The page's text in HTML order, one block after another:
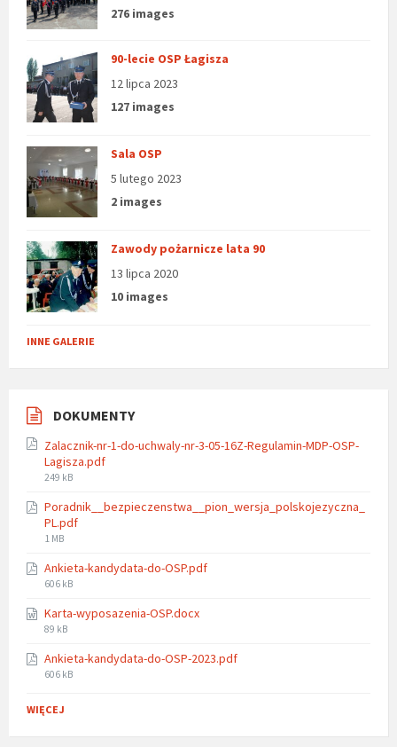
276 images
90-lecie OSP Łagisza
12 lipca 2023
127 images
Sala OSP
5 lutego 2023
2 images
Zawody pożarnicze lata 90
13 lipca 2020
10 images
INNE GALERIE
DOKUMENTY
Zalacznik-nr-1-do-uchwaly-nr-3-05-16Z-Regulamin-MDP-OSP-
Lagisza.pdf
File
249 kB
Poradnik__bezpieczenstwa__pion_wersja_polskojezyczna_
PL.pdf
File
1 MB
Ankieta-kandydata-do-OSP.pdf
File
606 kB
Karta-wyposazenia-OSP.docx
File
89 kB
Ankieta-kandydata-do-OSP-2023.pdf
File
606 kB
WIĘCEJ